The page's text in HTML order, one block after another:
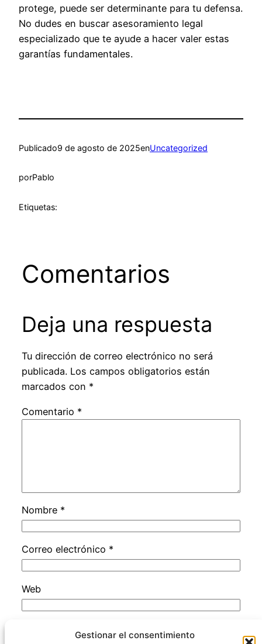
Gestionar el consentimiento
protege, puede ser determinante para tu defensa.
No dudes en buscar asesoramiento legal
especializado que te ayude a hacer valer estas
garantías fundamentales.
Publicado9 de agosto de 2025enUncategorized
porPablo
Etiquetas:
Comentarios
Deja una respuesta
Tu dirección de correo electrónico no será
publicada. Los campos obligatorios están
marcados con *
Comentario *
Nombre *
Correo electrónico *
Web